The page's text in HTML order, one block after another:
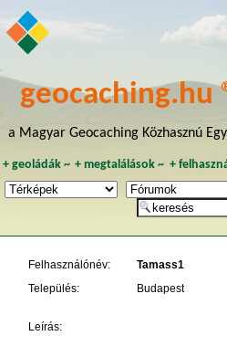
geocaching.hu
a Magyar Geocaching Közhasznú
+ geoládák~ +megtalálások ~ +
Felhasználónév:
Tamass1
Település:
Budapest
Leírás: